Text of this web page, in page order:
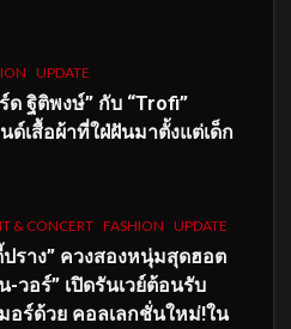
UPDATE
ด ฐิติพงษ์” กับ “Trofi”
ด์เสื้อผ้าที่ใฝ่ฝันมาตั้งแต่เด็ก
& CONCERT FASHION UPDATE
ปราง” ควงสองหนุ่มสุดฮอต
-วอร์” เปิดรันเวย์ต้อนรับ
อร์ด้วย คอลเลกชั่นใหม่!ใน